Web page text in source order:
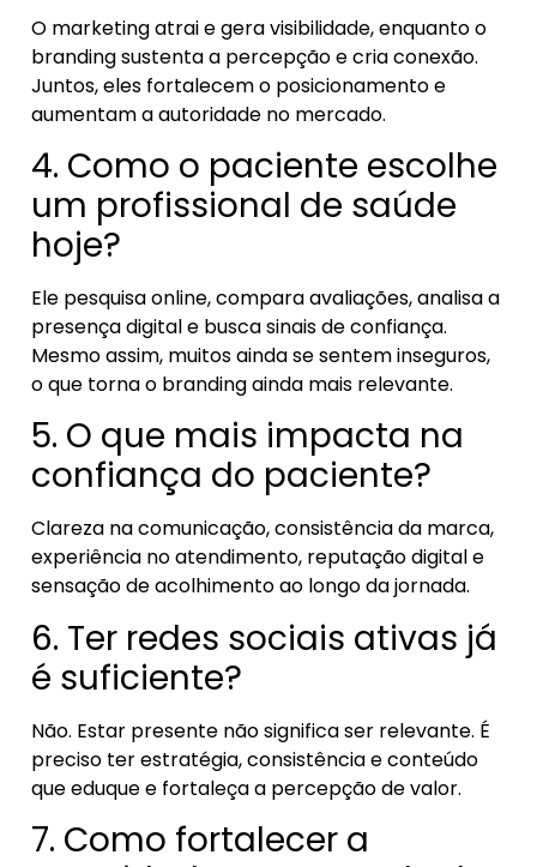
O marketing atrai e gera visibilidade, enquanto o
branding sustenta a percepção e cria conexão.
Juntos, eles fortalecem o posicionamento e
aumentam a autoridade no mercado.
4. Como o paciente escolhe
um profissional de saúde
hoje?
Ele pesquisa online, compara avaliações, analisa a
presença digital e busca sinais de confiança.
Mesmo assim, muitos ainda se sentem inseguros,
o que torna o branding ainda mais relevante.
5. O que mais impacta na
confiança do paciente?
Clareza na comunicação, consistência da marca,
experiência no atendimento, reputação digital e
sensação de acolhimento ao longo da jornada.
6. Ter redes sociais ativas já
é suficiente?
Não. Estar presente não significa ser relevante. É
preciso ter estratégia, consistência e conteúdo
que eduque e fortaleça a percepção de valor.
7. Como fortalecer a